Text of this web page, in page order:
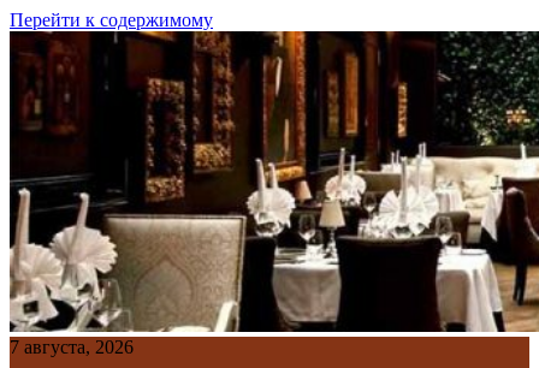
Перейти к содержимому
7 августа, 2026